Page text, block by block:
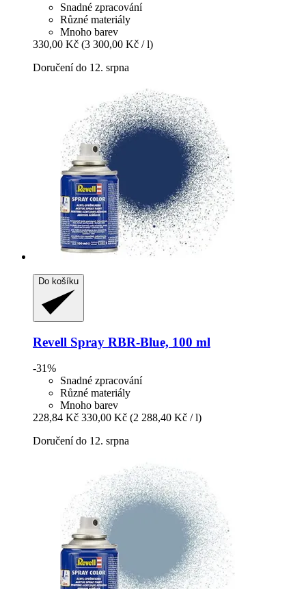
Snadné zpracování
Různé materiály
Mnoho barev
330,00 Kč (3 300,00 Kč / l)
Doručení do 12. srpna
Do košíku
Revell Spray RBR-​Blue, 100 ml
-31%
Snadné zpracování
Různé materiály
Mnoho barev
228,84 Kč 330,00 Kč (2 288,40 Kč / l)
Doručení do 12. srpna